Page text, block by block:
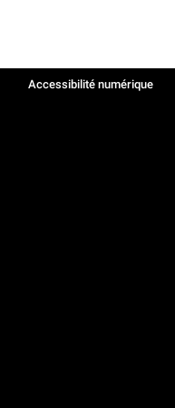
Accessibilité numérique